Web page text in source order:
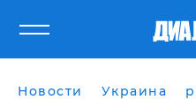
Новости Украина